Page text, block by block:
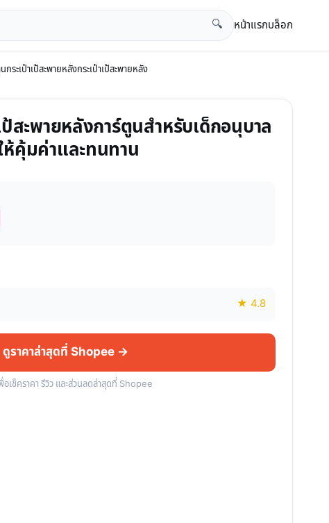
🔍 หน้าแรกบล็อก
ะเป๋าเป้สะพายหลังกระเป๋าเป้สะพายหลัง
ป้สะพายหลังการ์ตูนสำหรับเด็กอนุบาล
ห้คุ้มค่าและทนทาน
★ 4.8
ดูราคาล่าสุดที่ Shopee →
อเช็คราคา รีวิว และส่วนลดล่าสุดที่ Shopee